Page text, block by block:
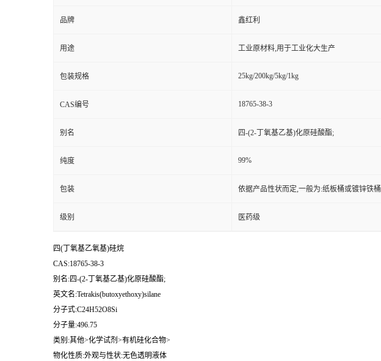
品牌 鑫红利
用途 工业原材料,用于工业化大生产
包装规格 25kg/200kg/5kg/1kg
CAS编号 18765-38-3
别名 四-(2-丁氧基乙基)化原硅酸酯;
纯度 99%
包装 依据产品性状而定,一般为:纸板桶或镀锌铁桶
级别 医药级
四(丁氧基乙氧基)硅烷
CAS:18765-38-3
别名:四-(2-丁氧基乙基)化原硅酸酯;
英文名:Tetrakis(butoxyethoxy)silane
分子式:C24H52O8Si
分子量:496.75
类别:其他>化学试剂>有机硅化合物>
物化性质:外观与性状:无色透明液体